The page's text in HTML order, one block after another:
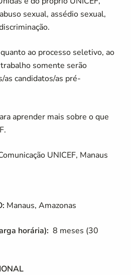
sexual, assédio sexual,
ao processo seletivo, ao
somente serão
as candidatos/as pré-
aprender mais sobre o que
UNICEF, Manaus
Manaus, Amazonas
horária):8 meses (30